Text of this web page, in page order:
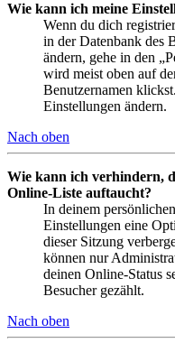
Wie kann ich meine
Wenn du dich
in der Datenbank des
ändern, gehe in den
wird meist oben auf
Benutzernamen
Einstellungen ändern.
Nach oben
Wie kann ich verhindern,
Online-Liste auftaucht?
In deinem
Einstellungen eine
dieser Sitzung
können nur
deinen Online-Status
Besucher gezählt.
Nach oben